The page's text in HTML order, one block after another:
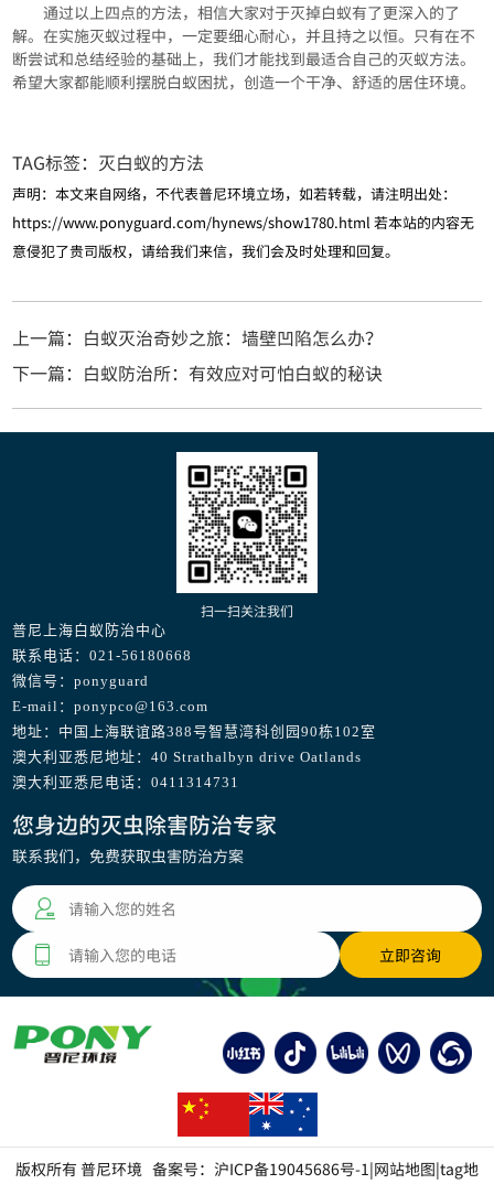
通过以上四点的方法，相信大家对于灭掉白蚁有了更深入的了
解。在实施灭蚁过程中，一定要细心耐心，并且持之以恒。只有在不
断尝试和总结经验的基础上，我们才能找到最适合自己的灭蚁方法。
希望大家都能顺利摆脱白蚁困扰，创造一个干净、舒适的居住环境。
TAG标签： 灭白蚁的方法
声明：本文来自网络，不代表普尼环境立场，如若转载，请注明出处：
https://www.ponyguard.com/hynews/show1780.html 若本站的内容无
意侵犯了贵司版权，请给我们来信，我们会及时处理和回复。
上一篇：白蚁灭治奇妙之旅：墙壁凹陷怎么办？
下一篇：白蚁防治所：有效应对可怕白蚁的秘诀
扫一扫关注我们
普尼上海白蚁防治中心
联系电话：021-56180668
微信号：ponyguard
E-mail：ponypco@163.com
地址：中国上海联谊路388号智慧湾科创园90栋102室
澳大利亚悉尼地址：40 Strathalbyn drive Oatlands
澳大利亚悉尼电话：0411314731
您身边的灭虫除害防治专家
联系我们，免费获取虫害防治方案
版权所有 普尼环境 备案号： 沪ICP备19045686号-1 |网站地图|tag地